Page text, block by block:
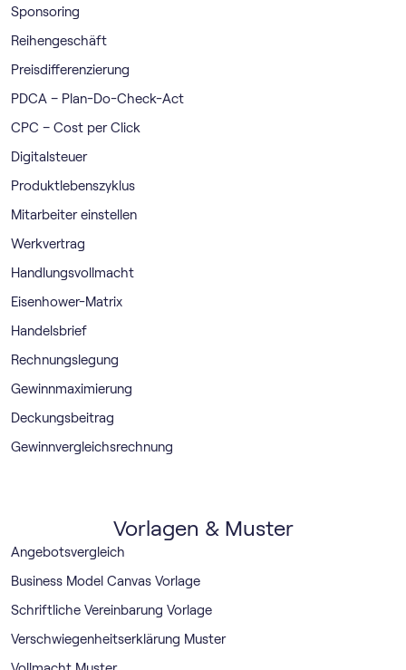
Sponsoring
Reihengeschäft
Preisdifferenzierung
PDCA – Plan-Do-Check-Act
CPC – Cost per Click
Digitalsteuer
Produktlebenszyklus
Mitarbeiter einstellen
Werkvertrag
Handlungsvollmacht
Eisenhower-Matrix
Handelsbrief
Rechnungslegung
Gewinnmaximierung
Deckungsbeitrag
Gewinnvergleichsrechnung
Vorlagen & Muster
Angebotsvergleich
Business Model Canvas Vorlage
Schriftliche Vereinbarung Vorlage
Verschwiegenheitserklärung Muster